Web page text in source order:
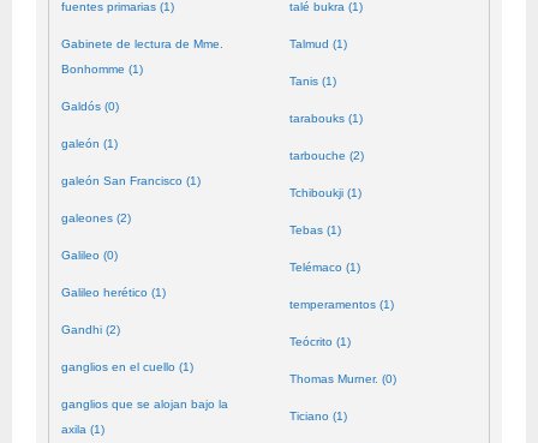
fuentes primarias (1)
Gabinete de lectura de Mme.
Bonhomme (1)
Galdós (0)
galeón (1)
galeón San Francisco (1)
galeones (2)
Galileo (0)
Galileo herético (1)
Gandhi (2)
ganglios en el cuello (1)
ganglios que se alojan bajo la
axila (1)
talé bukra (1)
Talmud (1)
Tanis (1)
tarabouks (1)
tarbouche (2)
Tchiboukji (1)
Tebas (1)
Telémaco (1)
temperamentos (1)
Teócrito (1)
Thomas Murner. (0)
Ticiano (1)